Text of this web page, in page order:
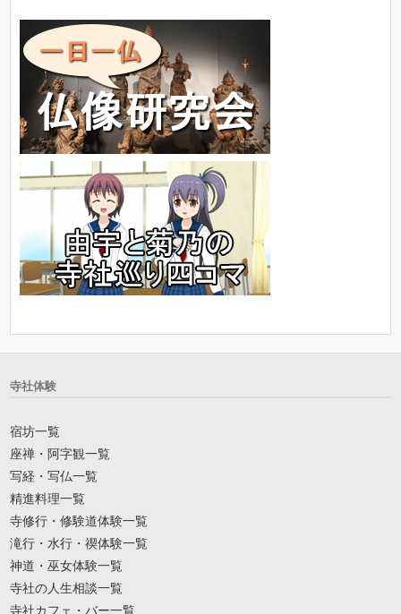
寺社体験
宿坊一覧
座禅・阿字観一覧
写経・写仏一覧
精進料理一覧
寺修行・修験道体験一覧
滝行・水行・禊体験一覧
神道・巫女体験一覧
寺社の人生相談一覧
寺社カフェ・バー一覧